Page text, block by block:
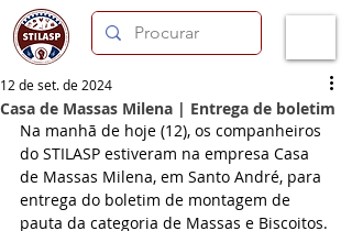
Casa de Massas Milena | Entrega de boletim
12 de set. de 2024
Na manhã de hoje (12), os companheiros
do STILASP estiveram na empresa Casa
de Massas Milena, em Santo André, para
entrega do boletim de montagem de
pauta da categoria de Massas e Biscoitos.